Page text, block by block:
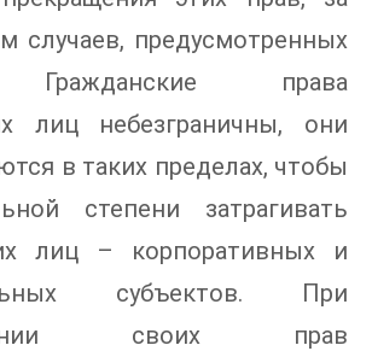
случаев, предусмотренных
Гражданские права
лиц небезграничны, они
в таких пределах, чтобы
степени затрагивать
лиц – корпоративных и
субъектов. При
своих прав